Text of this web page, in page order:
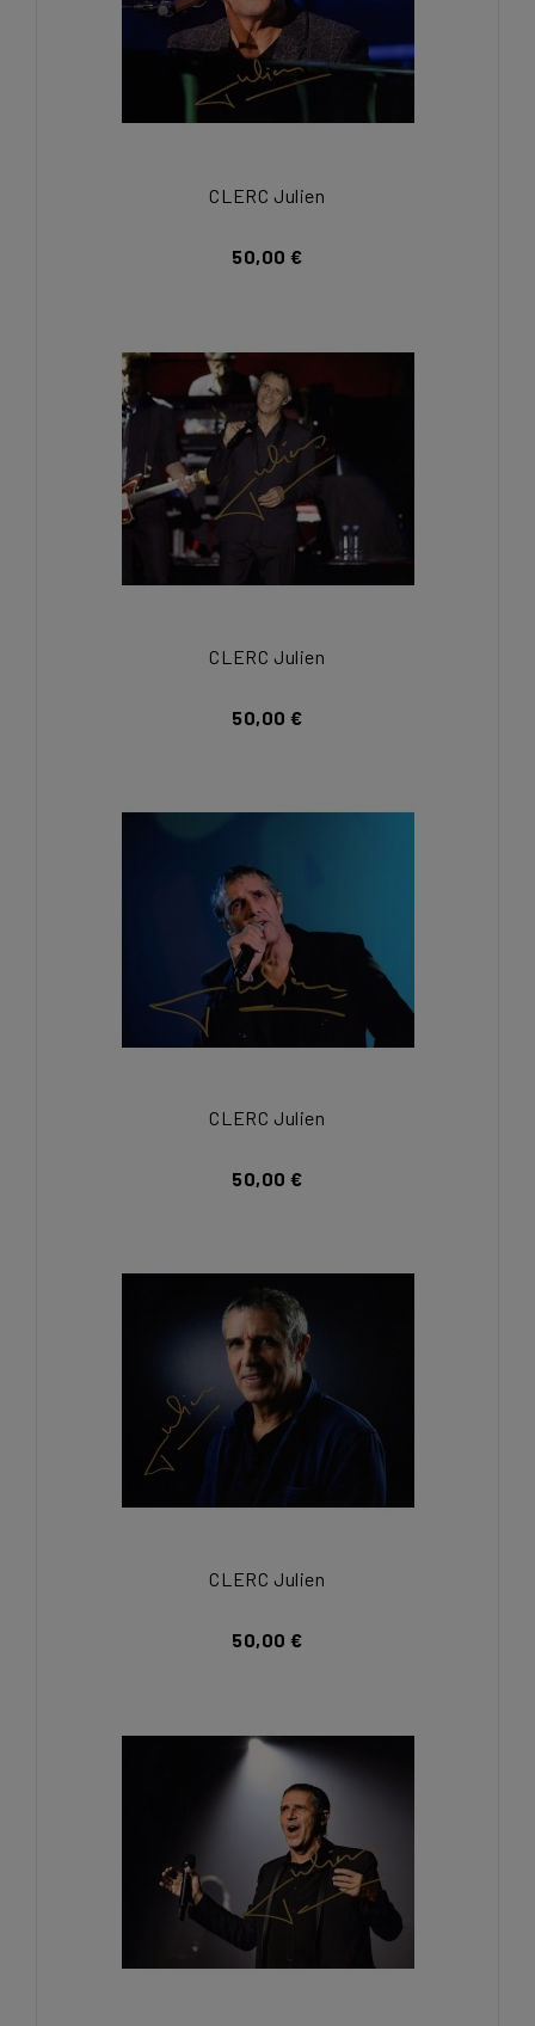
CLERC Julien
50,00 €
CLERC Julien
50,00 €
CLERC Julien
50,00 €
CLERC Julien
50,00 €